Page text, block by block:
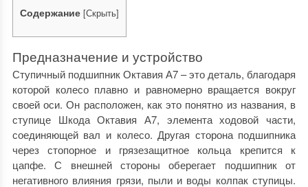
Содержание [Скрыть]
Предназначение и устройство
Ступичный подшипник Октавия А7 – это деталь, благодаря
которой колесо плавно и равномерно вращается вокруг
своей оси. Он расположен, как это понятно из названия, в
ступице Шкода Октавия А7, элемента ходовой части,
соединяющей вал и колесо. Другая сторона подшипника
через стопорное и грязезащитное кольца крепится к
цапфе. С внешней стороны оберегает подшипник от
негативного влияния грязи, пыли и воды колпак ступицы.